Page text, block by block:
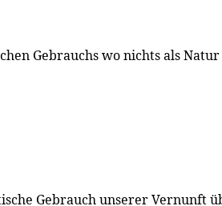
Gebrauchs wo nichts als
Gebrauch unserer Vernunft